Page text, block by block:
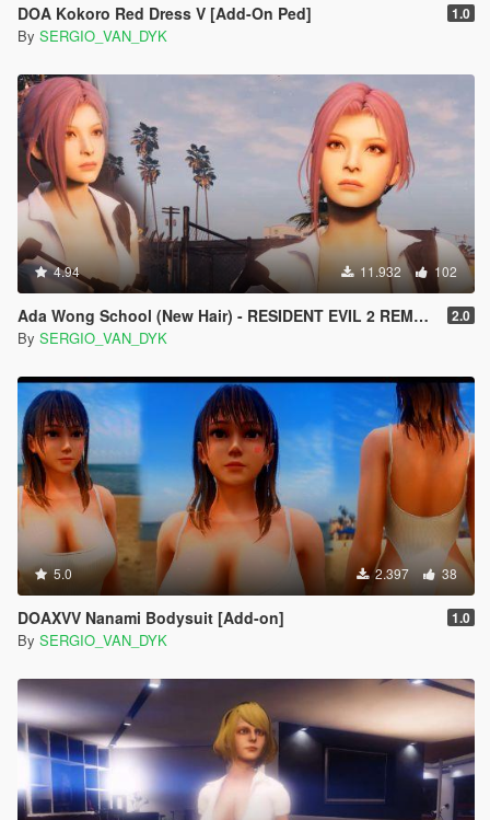
DOA Kokoro Red Dress V [Add-On Ped] 1.0
By SERGIO_VAN_DYK
4.94 11.932 102
Ada Wong School (New Hair) - RESIDENT EVIL 2 REMAKE [Add-On Ped] 2.0
By SERGIO_VAN_DYK
5.0 2.397 38
DOAXVV Nanami Bodysuit [Add-on] 1.0
By SERGIO_VAN_DYK